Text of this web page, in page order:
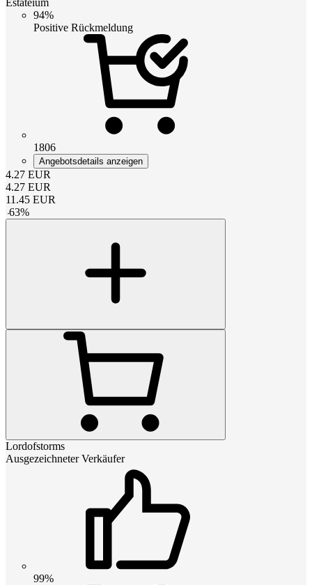
94%
Positive Rückmeldung
1806
Angebotsdetails anzeigen
4.27 EUR
4.27 EUR
11.45 EUR
-63%
Lordofstorms
Ausgezeichneter Verkäufer
99%